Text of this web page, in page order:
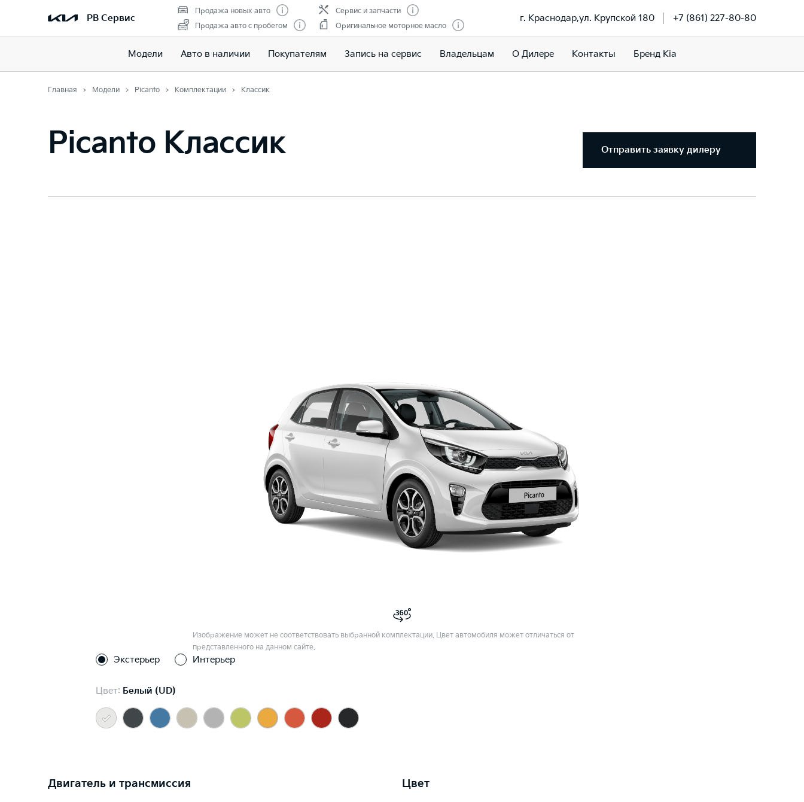
РВ Сервис
Продажа новых авто
Продажа авто с пробегом
Сервис и запчасти
Оригинальное моторное масло
г. Краснодар,ул. Крупской 180 +7 (861) 227-80-80
Модели Авто в наличии Покупателям Запись на сервис Владельцам О Дилере Контакты Бренд Kia
Главная Модели Picanto Комплектации Классик
Picanto Классик Отправить заявку дилеру
Изображение может не соответствовать выбранной комплектации. Цвет автомобиля может отличаться от
представленного на данном сайте.
Экстерьер Интерьер
Цвет: Белый (UD)
Двигатель и трансмиссия Цвет